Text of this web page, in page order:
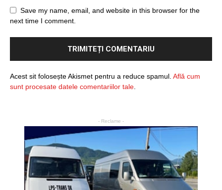
Save my name, email, and website in this browser for the
next time I comment.
Acest sit folosește Akismet pentru a reduce spamul. Află cum
sunt procesate datele comentariilor tale
- Reclame -